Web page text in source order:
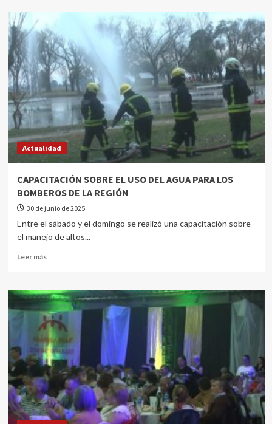
Actualidad
CAPACITACIÓN SOBRE EL USO DEL AGUA PARA LOS
BOMBEROS DE LA REGIÓN
30 de junio de 2025
Entre el sábado y el domingo se realizó una capacitación sobre
el manejo de altos...
Leer más